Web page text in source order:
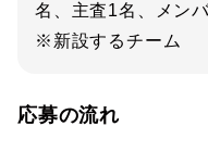
名、主査1名、メン
※新設するチーム
応募の流れ